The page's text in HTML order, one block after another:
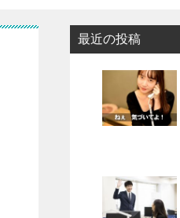
最近の投稿